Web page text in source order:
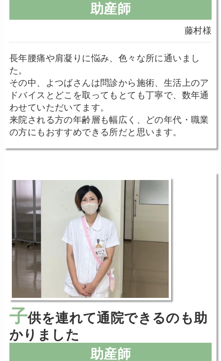
助産師
藤村様
長年腰痛や肩凝りに悩み、色々な所に通いまし
た。
その中、よつばさんは問診から施術、生活上のア
ドバイスとどこを取ってもとても丁寧で、数年通
わせていただいてます。
来院される方の年齢層も幅広く、どの年代・職業
の方にもおすすめできる所だと思います。
子供を連れて通院できるのも助
かりました
助産師